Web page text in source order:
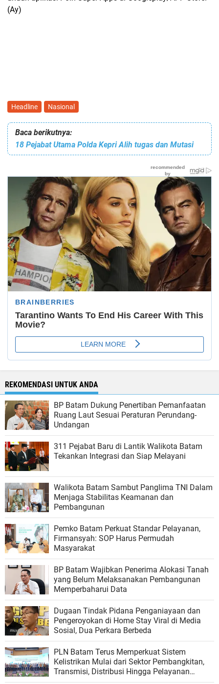
(Ay)
Headline Nasional
Baca berikutnya:
18 Pejabat Utama Polda Kepri Alih tugas dan Mutasi
REKOMENDASI UNTUK ANDA
BP Batam Dukung Penertiban Pemanfaatan
Ruang Laut Sesuai Peraturan Perundang-
Undangan
311 Pejabat Baru di Lantik Walikota Batam
Tekankan Integrasi dan Siap Melayani
Walikota Batam Sambut Panglima TNI Dalam
Menjaga Stabilitas Keamanan dan
Pembangunan
Pemko Batam Perkuat Standar Pelayanan,
Firmansyah: SOP Harus Permudah
Masyarakat
BP Batam Wajibkan Penerima Alokasi Tanah
yang Belum Melaksanakan Pembangunan
Memperbaharui Data
Dugaan Tindak Pidana Penganiayaan dan
Pengeroyokan di Home Stay Viral di Media
Sosial, Dua Perkara Berbeda
PLN Batam Terus Memperkuat Sistem
Kelistrikan Mulai dari Sektor Pembangkitan,
Transmisi, Distribusi Hingga Pelayanan
Pelanggan.